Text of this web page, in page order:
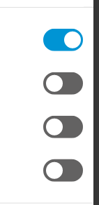
új telephelyén